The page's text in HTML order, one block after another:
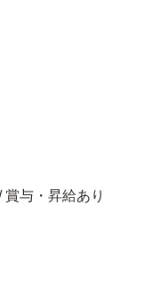
賞与・昇給あり